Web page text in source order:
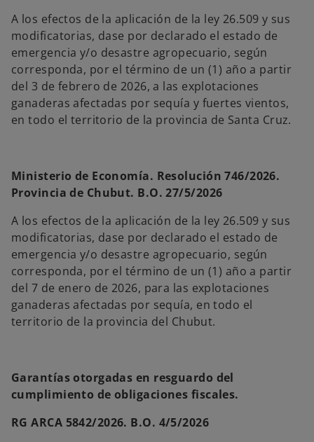
A los efectos de la aplicación de la ley 26.509 y sus
modificatorias, dase por declarado el estado de
emergencia y/o desastre agropecuario, según
corresponda, por el término de un (1) año a partir
del 3 de febrero de 2026, a las explotaciones
ganaderas afectadas por sequía y fuertes vientos,
en todo el territorio de la provincia de Santa Cruz.
Ministerio de Economía. Resolución 746/2026.
Provincia de Chubut. B.O. 27/5/2026
A los efectos de la aplicación de la ley 26.509 y sus
modificatorias, dase por declarado el estado de
emergencia y/o desastre agropecuario, según
corresponda, por el término de un (1) año a partir
del 7 de enero de 2026, para las explotaciones
ganaderas afectadas por sequía, en todo el
territorio de la provincia del Chubut.
Garantías otorgadas en resguardo del
cumplimiento de obligaciones fiscales.
RG ARCA 5842/2026. B.O. 4/5/2026